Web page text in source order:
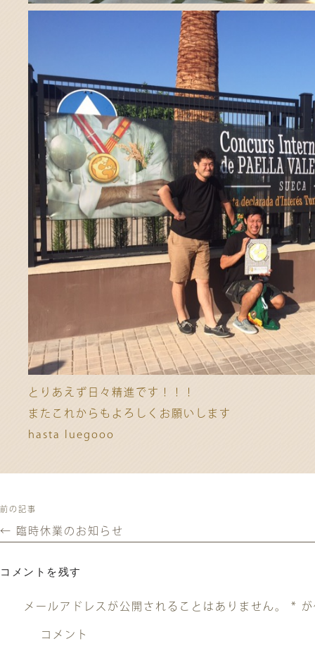
とりあえず日々精進です！！！
またこれからもよろしくお願いします
hasta luegooo
前の記事
← 臨時休業のお知らせ
コメントを残す
メールアドレスが公開されることはありません。 *
コメント